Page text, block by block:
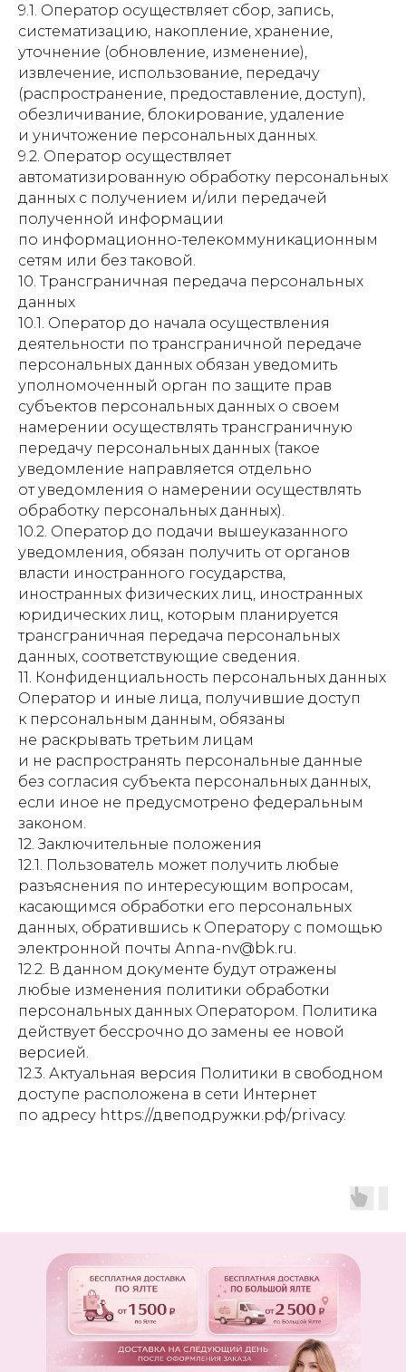
9.1. Оператор осуществляет сбор, запись,
систематизацию, накопление, хранение,
уточнение (обновление, изменение),
извлечение, использование, передачу
(распространение, предоставление, доступ),
обезличивание, блокирование, удаление
и уничтожение персональных данных.
9.2. Оператор осуществляет
автоматизированную обработку персональных
данных с получением и/или передачей
полученной информации
по информационно-телекоммуникационным
сетям или без таковой.
10. Трансграничная передача персональных
данных
10.1. Оператор до начала осуществления
деятельности по трансграничной передаче
персональных данных обязан уведомить
уполномоченный орган по защите прав
субъектов персональных данных о своем
намерении осуществлять трансграничную
передачу персональных данных (такое
уведомление направляется отдельно
от уведомления о намерении осуществлять
обработку персональных данных).
10.2. Оператор до подачи вышеуказанного
уведомления, обязан получить от органов
власти иностранного государства,
иностранных физических лиц, иностранных
юридических лиц, которым планируется
трансграничная передача персональных
данных, соответствующие сведения.
11. Конфиденциальность персональных данных
Оператор и иные лица, получившие доступ
к персональным данным, обязаны
не раскрывать третьим лицам
и не распространять персональные данные
без согласия субъекта персональных данных,
если иное не предусмотрено федеральным
законом.
12. Заключительные положения
12.1. Пользователь может получить любые
разъяснения по интересующим вопросам,
касающимся обработки его персональных
данных, обратившись к Оператору с помощью
электронной почты Anna-nv@bk.ru.
12.2. В данном документе будут отражены
любые изменения политики обработки
персональных данных Оператором. Политика
действует бессрочно до замены ее новой
версией.
12.3. Актуальная версия Политики в свободном
доступе расположена в сети Интернет
по адресу https://двеподружки.рф/privacy.